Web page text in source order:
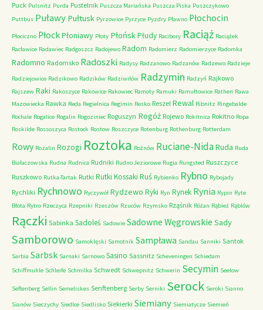
Puck Pulsnitz Purda Pustelnik Puszcza Mariańska Puszcza Piska Puszczykowo
Puttbus Puławy Pułtusk Pyrzowice Pyrzyce Pyzdry Pławno Płochocin
Płociczno PłockPłoniawy Płoty PłońskPłudy Racibory Raciąż Raciążek
Racławice Radawiec Radgoszcz Radojewo Radom Radomierz Radomierzyce Radomka
Radomno Radomsko Radoszki Radysy Radzanowo Radzanów Radzewo Radzieje
Radziejowice Radzikowo Radzików Radziwiłów Radzymin Radzyń Rajkowo
Rajszew Raki Rakoszyce Rakowice Rakowiec Ramoty Ramuki Ramułtowice Rathen Rawa
Mazowiecka Rawka Reda Regielnica Regimin Resko Reszel Rewal Ribnitz Ringebalde
Rochale Rogalice Rogalin Rogoziniec Roguszyn Rogóż Rojewo Rokitnica Rokitno Ropa
Roskilde Rossoszyca Rostock Rostow Roszczyce Rotenburg Rothenburg Rotterdam
Rowy Rozalin Rozogi Roztoka Rożnów Ruciane-NidaRuda Ruda
Białaczowska Rudna Rudnica Rudniki Rudno Jeziorowe Rugia Rungsted Ruszczyce
Ruszkowo Rutka-Tartak Rutki Rutki Kossaki Ruś Rybienko Rybno Rybojady
Rychliki Rychnowo Ryczywół Rydzewo Ryki Ryn Rynek Rynia Rypin Ryte
Błota Rytro Rzeczyca Rzepniki Rzeszów Rzuców Rzymsko Rząśnik Różan Rąbież Rąblów
Rączki Sabinka Sadoleś Sadowie Sadowne Węgrowskie Sady
Samborowo Samoklęski Samotnik Sampława Sandau Sanniki Santok
Sarbia Sarbsk Sarnaki Sarnowo Sasino Sassnitz Scheveningen Schiedam
Schiffmuhle Schleife Schmilka Schwedt Schwepnitz Schwerin Secymin Seelow
Seftenberg Sellin Semeliskes Senftenberg Serby Serniki Serock Seroki Sianno
Sianów Sieczychy Siedlce Siedlisko Siekierki Siemiany Siemiatycze Siemień